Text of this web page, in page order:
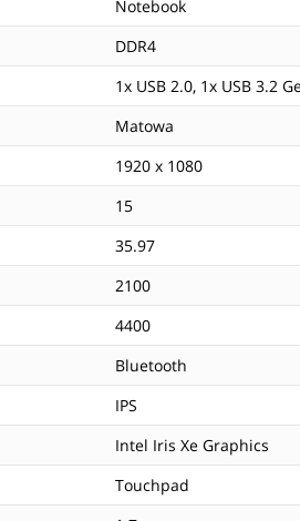
Notebook
DDR4
1x USB 2.0, 1x USB 3.2
Matowa
1920 x 1080
15
35.97
2100
4400
Bluetooth
IPS
Intel Iris Xe Graphics
Touchpad